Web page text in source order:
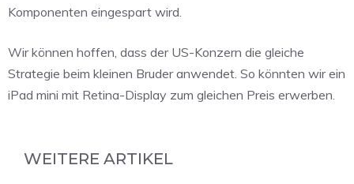
Komponenten eingespart wird.
Wir können hoffen, dass der US-Konzern die gleiche
Strategie beim kleinen Bruder anwendet. So könnten wir ein
iPad mini mit Retina-Display zum gleichen Preis erwerben.
WEITERE ARTIKEL